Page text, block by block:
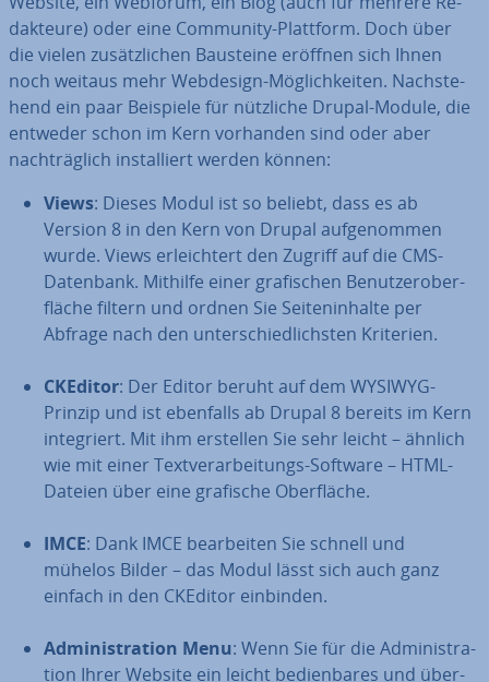
dak­teu­re) oder eine Community-Plattform. Doch über
die vielen zu­sätz­li­chen Bausteine eröffnen sich Ihnen
noch weitaus mehr Webdesign-Mög­lich­kei­ten. Nach­ste­
hend ein paar Beispiele für nützliche Drupal-Module, die
entweder schon im Kern vorhanden sind oder aber
nach­träg­lich in­stal­liert werden können:
Views: Dieses Modul ist so beliebt, dass es ab
Version 8 in den Kern von Drupal auf­ge­nom­men
wurde. Views er­leich­tert den Zugriff auf die CMS-
Datenbank. Mithilfe einer gra­fi­schen Be­nut­zer­ober­
flä­che filtern und ordnen Sie Sei­ten­in­hal­te per
Abfrage nach den un­ter­schied­lichs­ten Kriterien.
CKEditor: Der Editor beruht auf dem WYSIWYG-
Prinzip und ist ebenfalls ab Drupal 8 bereits im Kern
in­te­griert. Mit ihm erstellen Sie sehr leicht – ähnlich
wie mit einer Text­ver­ar­bei­tungs-Software – HTML-
Dateien über eine grafische Ober­flä­che.
IMCE: Dank IMCE be­ar­bei­ten Sie schnell und
mühelos Bilder – das Modul lässt sich auch ganz
einfach in den CKEditor einbinden.
Ad­mi­nis­tra­ti­on Menu: Wenn Sie für die Ad­mi­nis­tra­
ti­on Ihrer Website ein leicht be­dien­ba­res und über­